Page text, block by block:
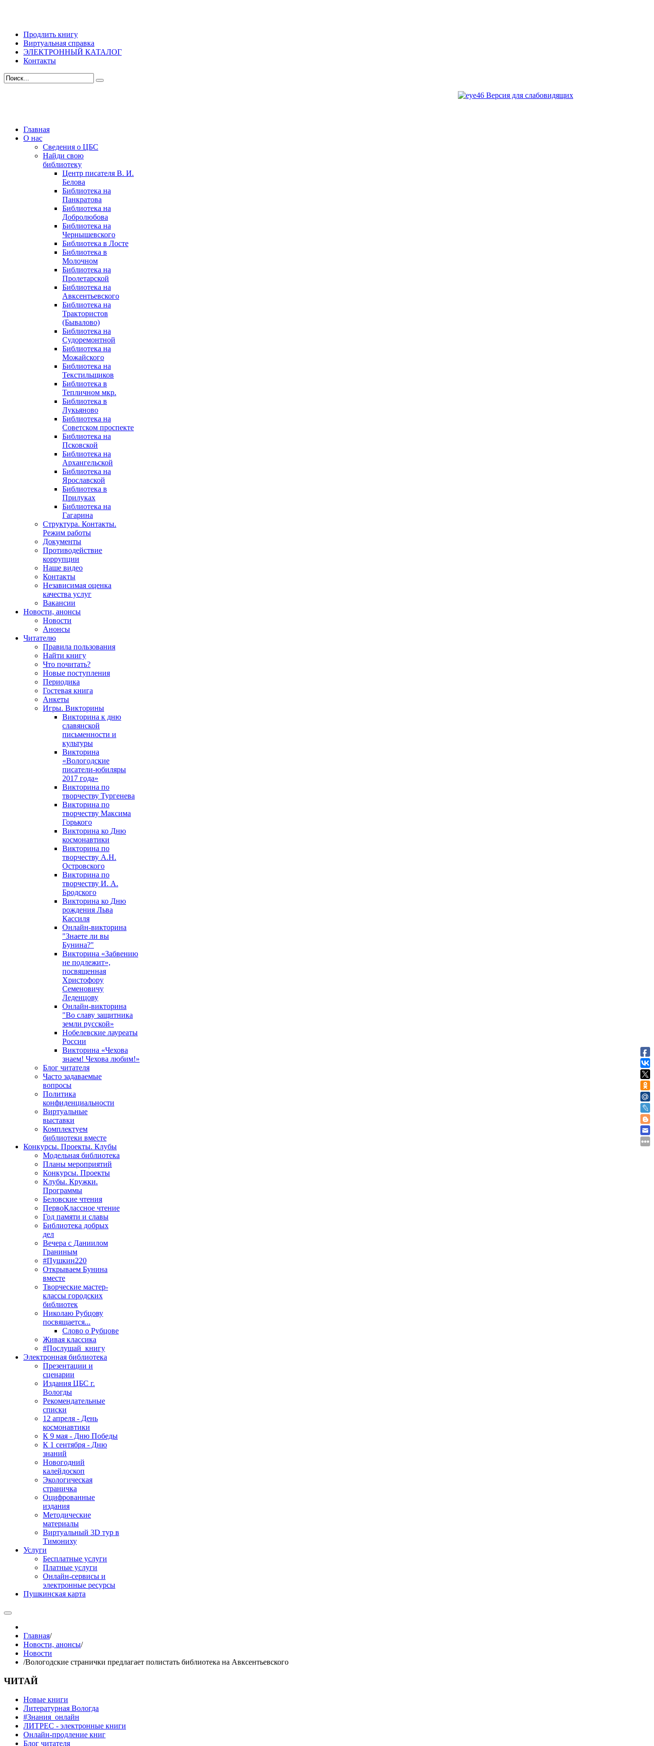
Продлить книгу
Виртуальная справка
ЭЛЕКТРОННЫЙ КАТАЛОГ
Контакты
Версия для слабовидящих
Главная
О нас
Сведения о ЦБС
Найди свою
библиотеку
Центр писателя В. И.
Белова
Библиотека на
Панкратова
Библиотека на
Добролюбова
Библиотека на
Чернышевского
Библиотека в Лосте
Библиотека в
Молочном
Библиотека на
Пролетарской
Библиотека на
Авксентьевского
Библиотека на
Трактористов
(Бывалово)
Библиотека на
Судоремонтной
Библиотека на
Можайского
Библиотека на
Текстильщиков
Библиотека в
Тепличном мкр.
Библиотека в
Лукьяново
Библиотека на
Советском проспекте
Библиотека на
Псковской
Библиотека на
Архангельской
Библиотека на
Ярославской
Библиотека в
Прилуках
Библиотека на
Гагарина
Структура. Контакты.
Режим работы
Документы
Противодействие
коррупции
Наше видео
Контакты
Независимая оценка
качества услуг
Вакансии
Новости, анонсы
Новости
Анонсы
Читателю
Правила пользования
Найти книгу
Что почитать?
Новые поступления
Периодика
Гостевая книга
Анкеты
Игры. Викторины
Викторина к дню
славянской
письменности и
культуры
Викторина
«Вологодские
писатели-юбиляры
2017 года»
Викторина по
творчеству Тургенева
Викторина по
творчеству Максима
Горького
Викторина ко Дню
космонавтики
Викторина по
творчеству А.Н.
Островского
Викторина по
творчеству И. А.
Бродского
Викторина ко Дню
рождения Льва
Кассиля
Онлайн-викторина
"Знаете ли вы
Бунина?"
Викторина «Забвению
не подлежит»,
посвященная
Христофору
Семеновичу
Леденцову
Онлайн-викторина
"Во славу защитника
земли русской»
Нобелевские лауреаты
России
Викторина «Чехова
знаем! Чехова любим!»
Блог читателя
Часто задаваемые
вопросы
Политика
конфиденциальности
Виртуальные
выставки
Комплектуем
библиотеки вместе
Конкурсы. Проекты. Клубы
Модельная библиотека
Планы мероприятий
Конкурсы. Проекты
Клубы. Кружки.
Программы
Беловские чтения
ПервоКлассное чтение
Год памяти и славы
Библиотека добрых
дел
Вечера с Даниилом
Граниным
#Пушкин220
Открываем Бунина
вместе
Творческие мастер-
классы городских
библиотек
Николаю Рубцову
посвящается...
Слово о Рубцове
Живая классика
#Послушай_книгу
Электронная библиотека
Презентации и
сценарии
Издания ЦБС г.
Вологды
Рекомендательные
списки
12 апреля - День
космонавтики
К 9 мая - Дню Победы
К 1 сентября - Дню
знаний
Новогодний
калейдоскоп
Экологическая
страничка
Оцифрованные
издания
Методические
материалы
Виртуальный 3D тур в
Тимониху
Услуги
Бесплатные услуги
Платные услуги
Онлайн-сервисы и
электронные ресурсы
Пушкинская карта
Главная/
Новости, анонсы/
Новости
/Вологодские странички предлагает полистать библиотека на Авксентьевского
ЧИТАЙ
Новые книги
Литературная Вологда
#Знания_онлайн
ЛИТРЕС - электронные книги
Онлайн-продление книг
Блог читателя